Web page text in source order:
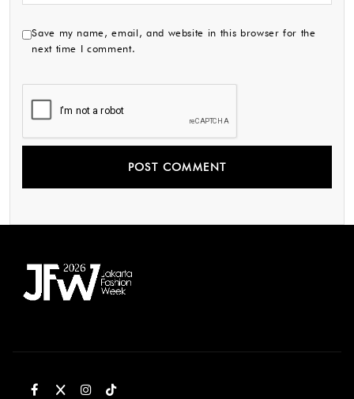
Save my name, email, and website in this browser for the
next time I comment.